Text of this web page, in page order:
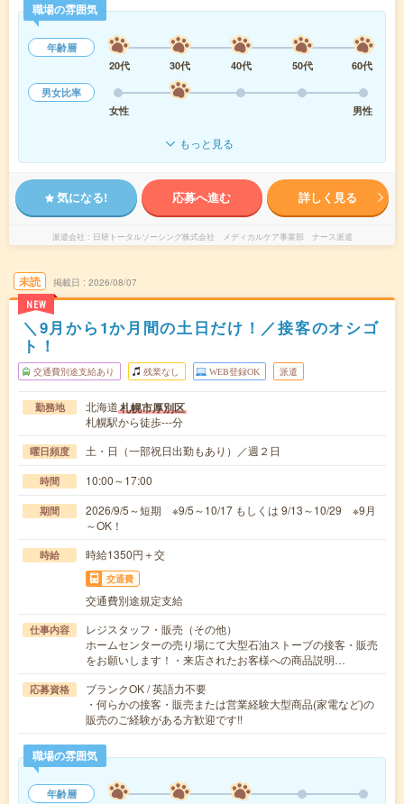
職場の雰囲気
年齢層
20代
30代 40代 50代
60代
男女比率
女性
男性
もっと見る
気になる! 応募へ進む 詳しく見る
派遣会社 日研トータルソーシング株式会社 メディカルケア事業部 ナース派遣
未読
NEW
掲載日 2026/08/07
＼9月から1か月間の土日だけ！／接客のオシゴ
ト！
交通費別途支給あり 残業なし WEB登録OK 派遣
勤務地 北海道札幌市厚別区
札幌駅から徒歩---分
曜日頻度 土・日（一部祝日出勤もあり）／週２日
時間 10:00～17:00
期間
2026/9/5～短期 ※9/5～10/17 もしくは 9/13～10/29 ※9月
～OK！
時給 時給1350円＋交
交通費
交通費別途規定支給
仕事内容
レジスタッフ・販売（その他）
ホームセンターの売り場にて大型石油ストーブの接客・販売
をお願いします！・来店されたお客様への商品説明…
応募資格
ブランクOK / 英語力不要
・何らかの接客・販売または営業経験大型商品(家電など)の
販売のご経験がある方歓迎です!!
職場の雰囲気
年齢層